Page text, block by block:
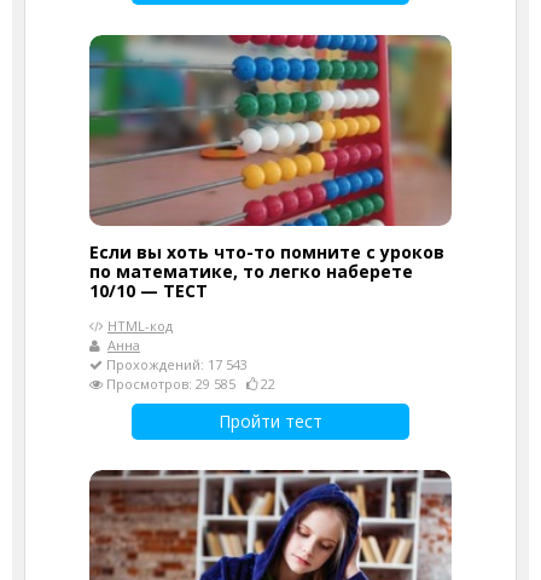
Если вы хоть что-то помните с уроков
по математике, то легко наберете
10/10 — ТЕСТ
HTML-код
Анна
Прохождений: 17 543
Просмотров: 29 585
22
Пройти тест